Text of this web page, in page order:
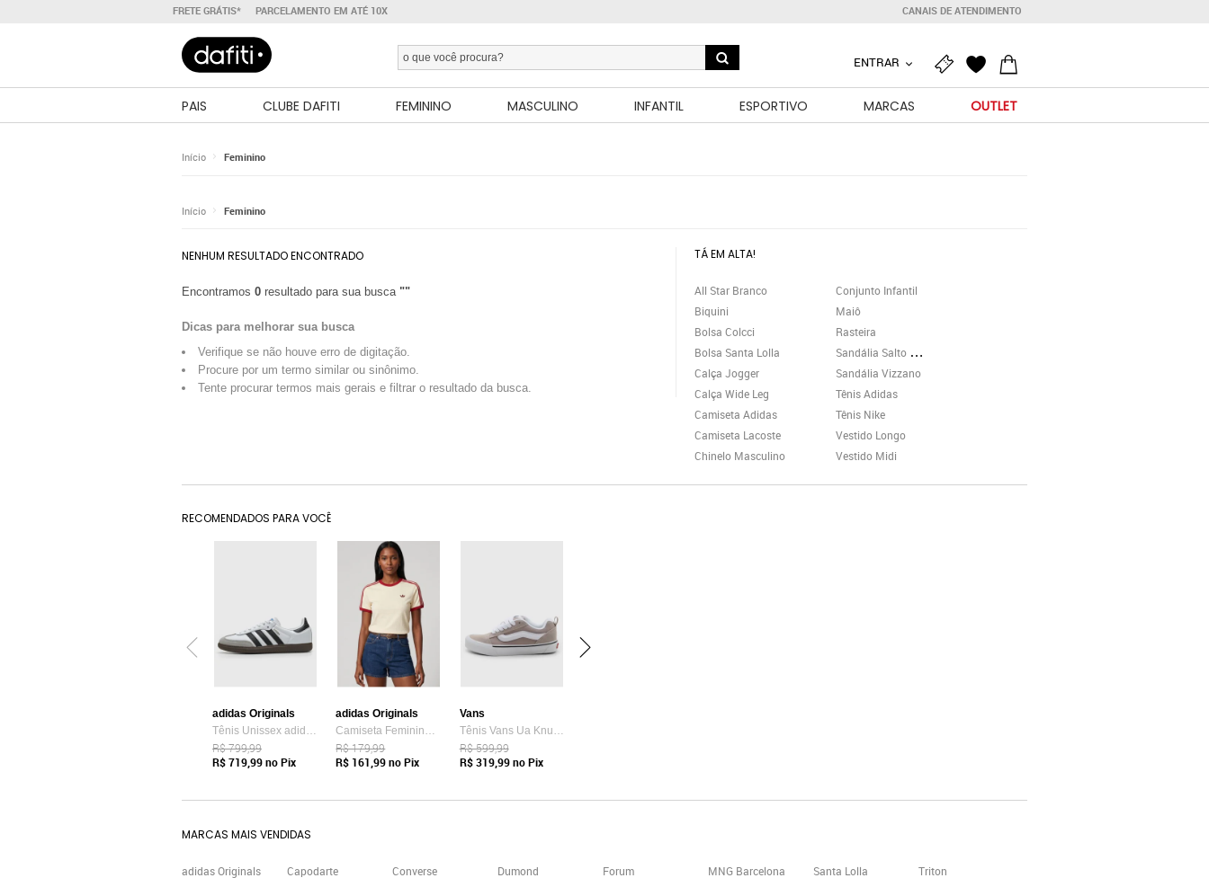
FRETE GRÁTIS* PARCELAMENTO EM ATÉ 10X CANAIS DE ATENDIMENTO
ENTRAR
PAIS CLUBE DAFITI FEMININO MASCULINO INFANTIL ESPORTIVO MARCAS OUTLET
Início Feminino
Início Feminino
NENHUM RESULTADO ENCONTRADO
Encontramos 0 resultado para sua busca ""
Dicas para melhorar sua busca
Verifique se não houve erro de digitação.
Procure por um termo similar ou sinônimo.
Tente procurar termos mais gerais e filtrar o resultado da busca.
TÁ EM ALTA!
All Star Branco
Biquini
Bolsa Colcci
Bolsa Santa Lolla
Calça Jogger
Calça Wide Leg
Camiseta Adidas
Camiseta Lacoste
Chinelo Masculino
Conjunto Infantil
Maiô
Rasteira
Sandália Salto Grosso
Sandália Vizzano
Tênis Adidas
Tênis Nike
Vestido Longo
Vestido Midi
RECOMENDADOS PARA VOCÊ
adidas Originals
Tênis Unissex adidas Originals Samba OG Branco
R$ 799,99
R$ 719,99no Pix
adidas Originals
Camiseta Feminina adidas Originals Adicolor Amarela
R$ 179,99
R$ 161,99no Pix
Vans
Tênis Vans Ua Knu Skool Bege
R$ 599,99
R$ 319,99no Pix
MARCAS MAIS VENDIDAS
adidas Originals
Capodarte
Converse
Dumond
Forum
MNG Barcelona
Santa Lolla
Triton